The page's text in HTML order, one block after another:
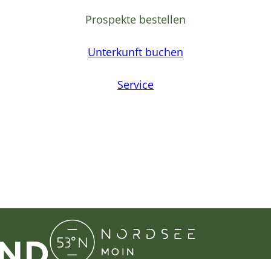
Prospekte bestellen
Unterkunft buchen
Service
o
o